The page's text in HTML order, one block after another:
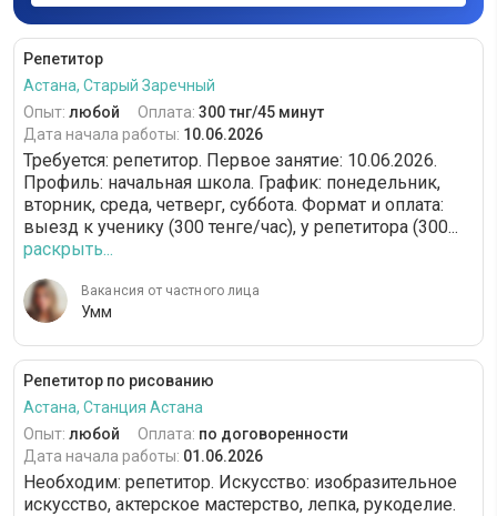
Репетитор
Астана, Старый Заречный
Опыт: любой Оплата: 300 тнг/45 минут
Дата начала работы: 10.06.2026
Требуется: репетитор. Первое занятие: 10.06.2026.
Профиль: начальная школа. График: понедельник,
вторник, среда, четверг, суббота. Формат и оплата:
выезд к ученику (300 тенге/час), у репетитора (300...
раскрыть...
Вакансия от частного лица
Умм
Репетитор по рисованию
Астана, Станция Астана
Опыт: любой Оплата: по договоренности
Дата начала работы: 01.06.2026
Необходим: репетитор. Искусство: изобразительное
искусство, актерское мастерство, лепка, рукоделие.